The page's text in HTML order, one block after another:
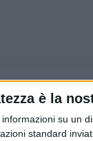
è la
su un
standard